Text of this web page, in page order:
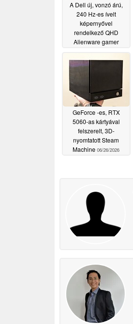
A Dell új, vonzó árú,
240 Hz-es ívelt
képernyővel
rendelkező QHD
Alienware gamer
07/09/2026
GeForce -es, RTX
5060-as kártyával
felszerelt, 3D-
nyomtatott Steam
Machine 06/26/2026